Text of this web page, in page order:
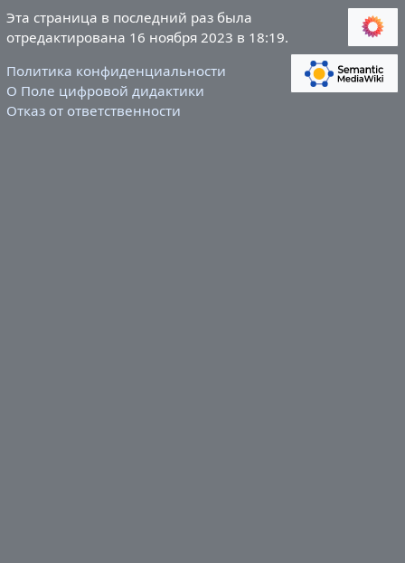
Эта страница в последний раз была
отредактирована 16 ноября 2023 в 18:19.
Политика конфиденциальности
О Поле цифровой дидактики
Отказ от ответственности